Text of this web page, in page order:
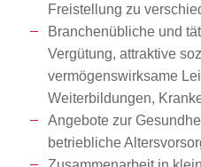
Freistellung zu
Branchenübliche und
Vergütung, attraktive
vermögenswirksame
Weiterbildungen,
Angebote zur
betriebliche